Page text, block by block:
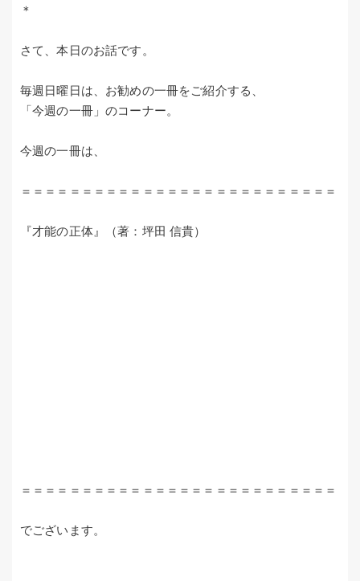
＊
さて、本日のお話です。
毎週日曜日は、お勧めの一冊をご紹介する、
「今週の一冊」のコーナー。
今週の一冊は、
＝＝＝＝＝＝＝＝＝＝＝＝＝＝＝＝＝＝＝＝＝＝＝＝＝＝
『才能の正体』（著：坪田 信貴）
＝＝＝＝＝＝＝＝＝＝＝＝＝＝＝＝＝＝＝＝＝＝＝＝＝＝
でございます。